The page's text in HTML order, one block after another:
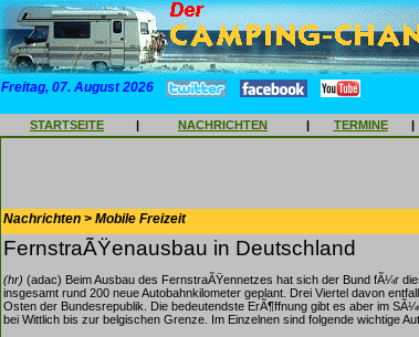
Freitag, 07. August 2026
STARTSEITE | NACHRICHTEN | TERMINE |
Nachrichten > Mobile Freizeit
FernstraÃŸenausbau in Deutschland
(hr) (adac) Beim Ausbau des FernstraÃŸennetzes hat sich der Bund fÃ¼r
insgesamt rund 200 neue Autobahnkilometer geplant. Drei Viertel davon
Osten der Bundesrepublik. Die bedeutendste ErÃ¶ffnung gibt es aber im
bei Wittlich bis zur belgischen Grenze. Im Einzelnen sind folgende wichtige